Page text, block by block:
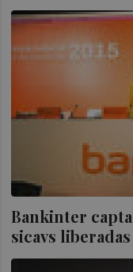
Bankinter
sicavs